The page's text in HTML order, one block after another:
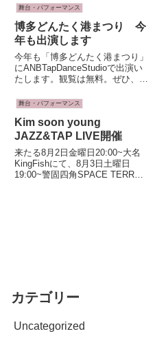
はTapダンススタジオFumiでイン
ストラクターを務め、全国各地の
ステー...
舞台・パフォーマンス
博多どんたく港まつり 今
年も出演します
今年も「博多どんたく港まつり」
にANBTapDanceStudioで出演い
たします。観覧は無料。ぜひ、見
ーはインストラクター緒方文・ひ
seturi・ゆずぴ・RYOの5人で
す。お楽しみ...
舞台・パフォーマンス
Kim soon young
JAZZ&TAP LIVE開催
来たる8月2日金曜日20:00~大名
KingFishにて、8月3日土曜日
19:00~警固四角SPACE TERRA
カテゴリー
Uncategorized